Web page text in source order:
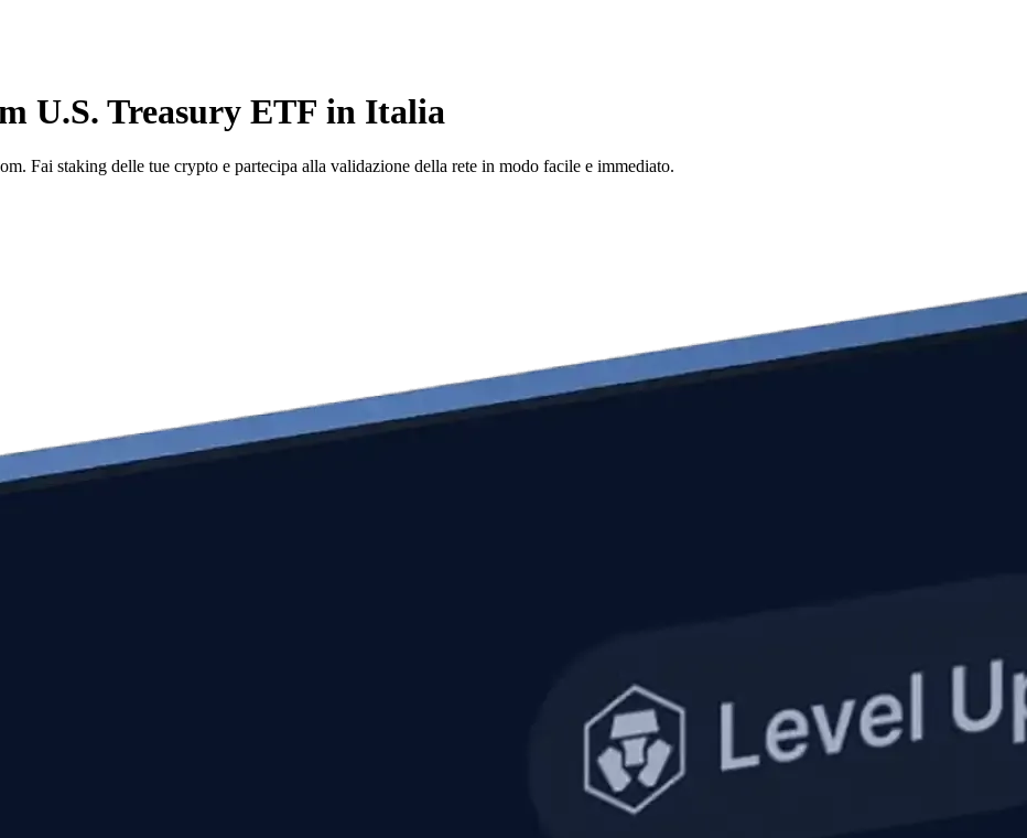
U.S. Treasury ETF in Italia
Fai staking delle tue crypto e partecipa alla validazione della rete in modo facile e immediato.